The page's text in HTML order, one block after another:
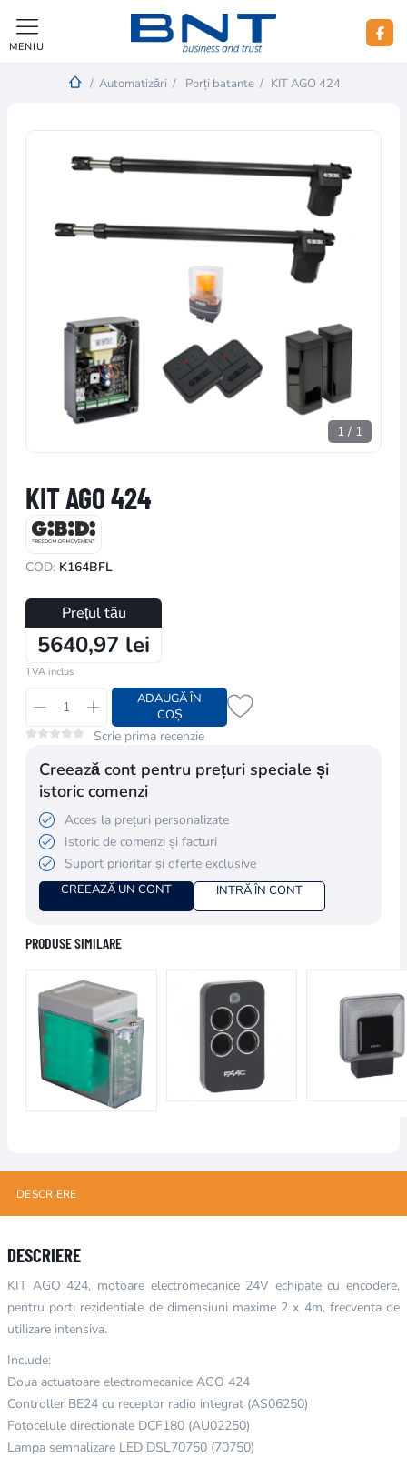
MENIU
/ Automatizări / Porți batante / KIT AGO 424
1 / 1
KIT AGO 424
COD: K164BFL
Prețul tău
5640,97 lei
TVA inclus
ADAUGĂ ÎN
COȘ
Scrie prima recenzie
Creează cont pentru prețuri speciale și
istoric comenzi
Acces la prețuri personalizate
Istoric de comenzi și facturi
Suport prioritar și oferte exclusive
CREEAZĂ UN CONT INTRĂ ÎN CONT
PRODUSE SIMILARE
DESCRIERE
DESCRIERE
KIT AGO 424, motoare electromecanice 24V echipate cu encodere,
pentru porti rezidentiale de dimensiuni maxime 2 x 4m, frecventa de
utilizare intensiva.
Include:
Doua actuatoare electromecanice AGO 424
Controller BE24 cu receptor radio integrat (AS06250)
Fotocelule directionale DCF180 (AU02250)
Lampa semnalizare LED DSL70750 (70750)